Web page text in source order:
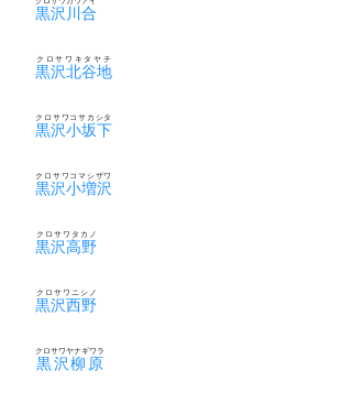
黒沢川合
黒沢北谷地
クロサワキタヤチ
黒沢小坂下
クロサワコサカシタ
黒沢小増沢
クロサワコマシザワ
黒沢高野
クロサワタカノ
黒沢西野
クロサワニシノ
黒沢柳原
クロサワヤナギワラ